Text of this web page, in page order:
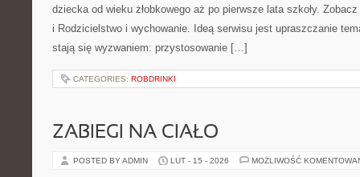
dziecka od wieku żłobkowego aż po pierwsze lata szkoły.
i Rodzicielstwo i wychowanie. Ideą serwisu jest upraszczanie
stają się wyzwaniem: przystosowanie […]
CATEGORIES: ROBDRINKI
ZABIEGI NA CIAŁO
POSTED BY ADMIN LUT - 15 - 2026 MOŻLIWOŚĆ